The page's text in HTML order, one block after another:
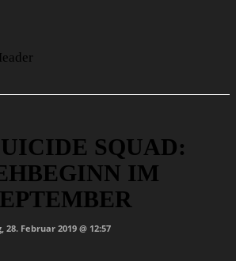
SQUAD:
IM
28. Februar 2019 @ 12:57